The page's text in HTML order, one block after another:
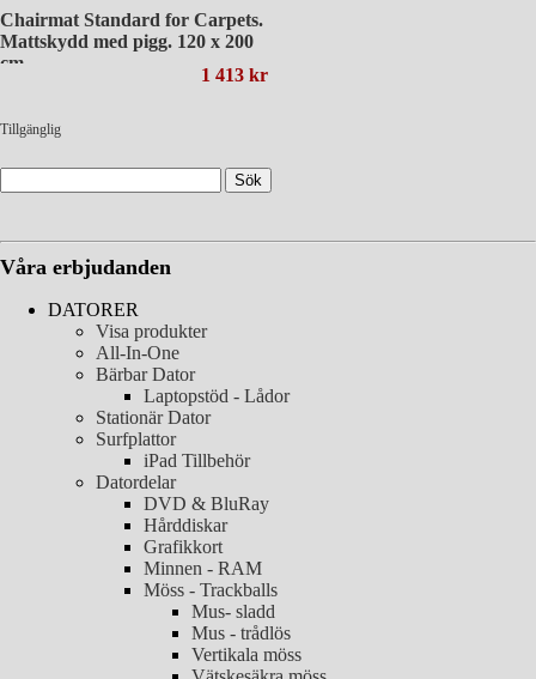
Chairmat Standard for Carpets.
Mattskydd med pigg. 120 x 200
cm.
1 413 kr
Tillgänglig
Våra erbjudanden
DATORER
Visa produkter
All-In-One
Bärbar Dator
Laptopstöd - Lådor
Stationär Dator
Surfplattor
iPad Tillbehör
Datordelar
DVD & BluRay
Hårddiskar
Grafikkort
Minnen - RAM
Möss - Trackballs
Mus- sladd
Mus - trådlös
Vertikala möss